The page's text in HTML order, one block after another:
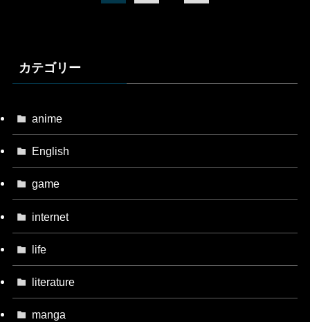
カテゴリー
anime
English
game
internet
life
literature
manga